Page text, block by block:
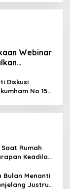
Webinar
Diskusi
No 15
Rumah
Keadilan
Bulan Menanti
Justru